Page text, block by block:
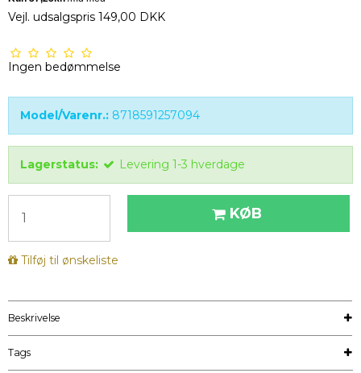
Vejl. udsalgspris 149,00 DKK
Ingen bedømmelse
Model/Varenr.: 8718591257094
Lagerstatus: Levering 1-3 hverdage
KØB
Tilføj til ønskeliste
Beskrivelse
Tags